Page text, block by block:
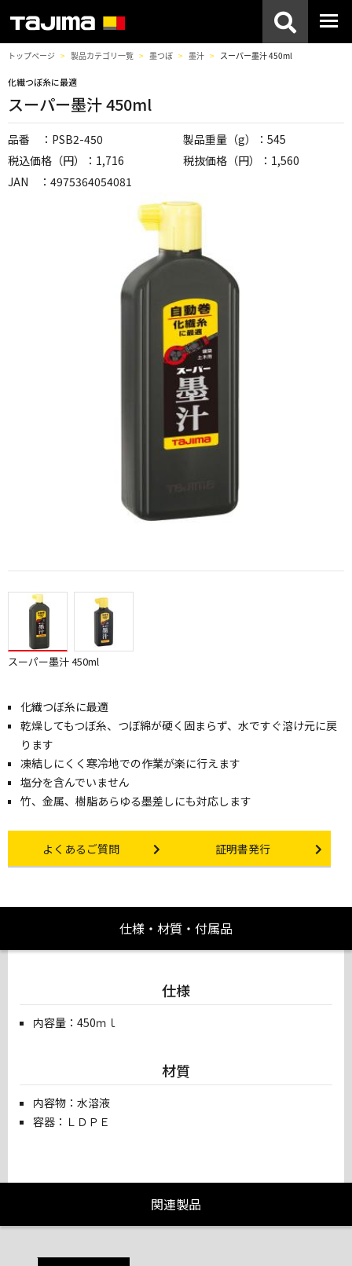
トップページ 製品カテゴリ一覧 墨つぼ 墨汁 スーパー墨汁 450ml
化繊つぼ糸に最適
スーパー墨汁 450ml
品番 ：PSB2-450
製品重量（g）：545
税込価格（円）：1,716
税抜価格（円）：1,560
JAN ：4975364054081
スーパー墨汁 450ml
化繊つぼ糸に最適
乾燥してもつぼ糸、つぼ綿が硬く固まらず、水ですぐ溶け元に戻
ります
凍結しにくく寒冷地での作業が楽に行えます
塩分を含んでいません
竹、金属、樹脂あらゆる墨差しにも対応します
Other link
よくあるご質問 Certificate Issuance
証明書発行
仕様・材質・付属品
仕様
内容量：450ｍｌ
材質
内容物：水溶液
容器：ＬＤＰＥ
関連製品